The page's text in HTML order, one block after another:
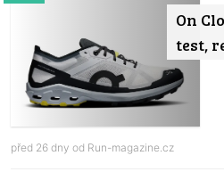
On
test,
před 26 dny od Run-magazine.cz